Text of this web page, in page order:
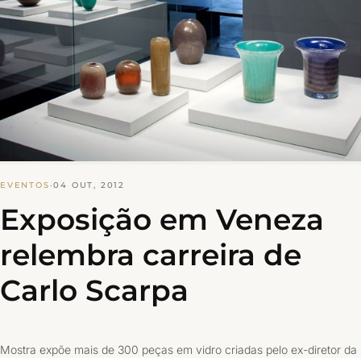
EVENTOS·04 OUT, 2012
Exposição em Veneza
relembra carreira de
Carlo Scarpa
Mostra expõe mais de 300 peças em vidro criadas pelo ex-diretor da